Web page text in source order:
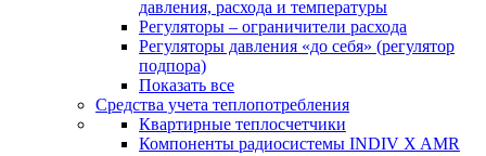
давления, расхода и температуры
Регуляторы – ограничители расхода
Регуляторы давления «до себя» (регулятор
подпора)
Показать все
Средства учета теплопотребления
Квартирные теплосчетчики
Компоненты радиосистемы INDIV X AMR